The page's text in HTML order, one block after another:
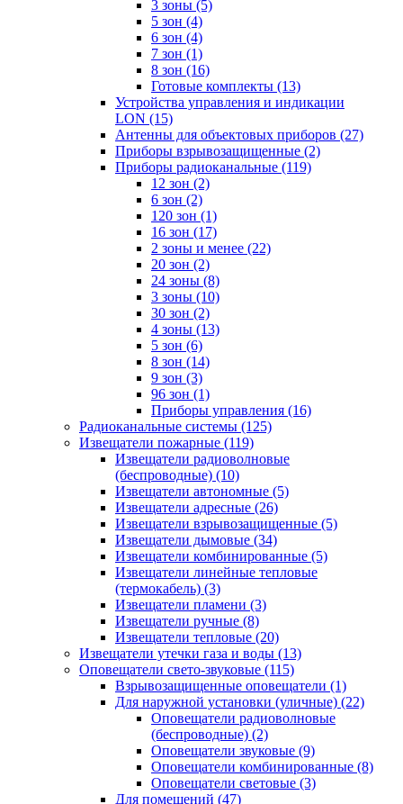
3 зоны (5)
5 зон (4)
6 зон (4)
7 зон (1)
8 зон (16)
Готовые комплекты (13)
Устройства управления и индикации
LON (15)
Антенны для объектовых приборов (27)
Приборы взрывозащищенные (2)
Приборы радиоканальные (119)
12 зон (2)
6 зон (2)
120 зон (1)
16 зон (17)
2 зоны и менее (22)
20 зон (2)
24 зоны (8)
3 зоны (10)
30 зон (2)
4 зоны (13)
5 зон (6)
8 зон (14)
9 зон (3)
96 зон (1)
Приборы управления (16)
Радиоканальные системы (125)
Извещатели пожарные (119)
Извещатели радиоволновые
(беспроводные) (10)
Извещатели автономные (5)
Извещатели адресные (26)
Извещатели взрывозащищенные (5)
Извещатели дымовые (34)
Извещатели комбинированные (5)
Извещатели линейные тепловые
(термокабель) (3)
Извещатели пламени (3)
Извещатели ручные (8)
Извещатели тепловые (20)
Извещатели утечки газа и воды (13)
Оповещатели свето-звуковые (115)
Взрывозащищенные оповещатели (1)
Для наружной установки (уличные) (22)
Оповещатели радиоволновые
(беспроводные) (2)
Оповещатели звуковые (9)
Оповещатели комбинированные (8)
Оповещатели световые (3)
Для помещений (47)